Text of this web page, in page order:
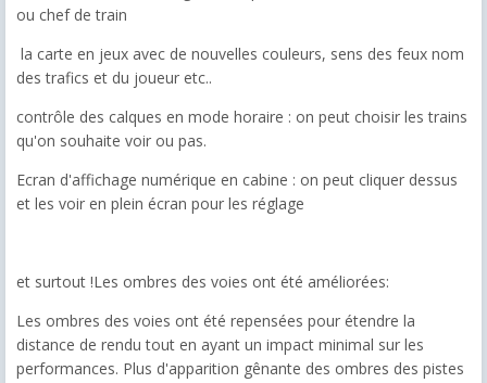
ou chef de train
la carte en jeux avec de nouvelles couleurs, sens des feux nom
des trafics et du joueur etc..
contrôle des calques en mode horaire : on peut choisir les trains
qu'on souhaite voir ou pas.
Ecran d'affichage numérique en cabine : on peut cliquer dessus
et les voir en plein écran pour les réglage
et surtout !Les ombres des voies ont été améliorées:
Les ombres des voies ont été repensées pour étendre la
distance de rendu tout en ayant un impact minimal sur les
performances. Plus d'apparition gênante des ombres des pistes